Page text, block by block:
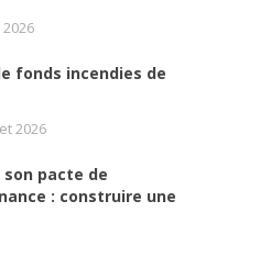
fonds incendies de
2026
son pacte de
: construire une